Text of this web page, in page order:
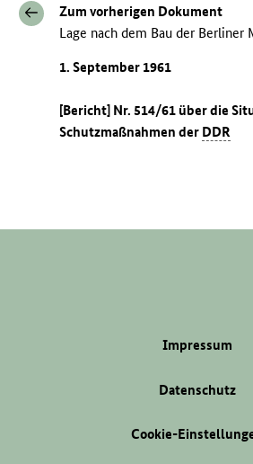
Zum vorherigen Dokument
Lage nach dem Bau der Berliner
1. September 1961
[Bericht] Nr. 514/61 über die
Schutzmaßnahmen der DDR
Impressum
Datenschutz
Cookie-